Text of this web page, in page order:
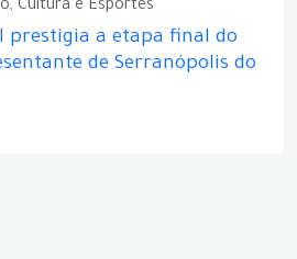
Cultura e Esportes
prestigia a etapa final do
de Serranópolis do